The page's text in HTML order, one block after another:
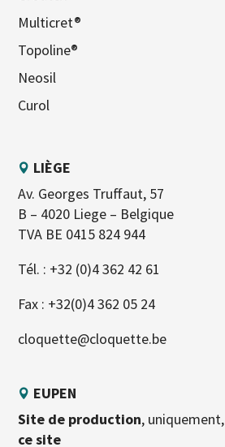
Multicret®
Topoline®
Neosil
Curol
LIÈGE
Av. Georges Truffaut, 57
B – 4020 Liege – Belgique
TVA BE 0415 824 944
Tél. : +32 (0)4 362 42 61
Fax : +32(0)4 362 05 24
cloquette@cloquette.be
EUPEN
Site de production, uniquement,
ce site